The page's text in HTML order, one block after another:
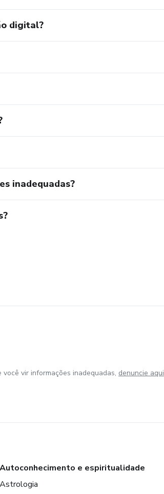
digital?
inadequadas?
vir informações inadequadas, denuncie aqui
Autoconhecimento e espiritualidade
Astrologia